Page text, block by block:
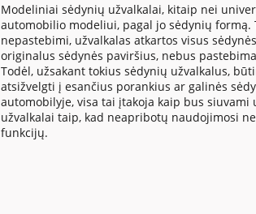
Modeliniai sėdynių užvalkalai, kitaip nei
automobilio modeliui, pagal jo sėdynių
nepastebimi, užvalkalas atkartos visus
originalus sėdynės paviršius, nebus
Todėl, užsakant tokius sėdynių užvalkalus,
atsižvelgti į esančius porankius ar galinės
automobilyje, visa tai įtakoja kaip bus siuvami
užvalkalai taip, kad neapribotų naudojimosi
funkcijų.